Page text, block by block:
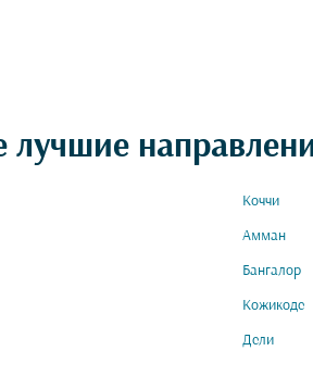
лучшие
Коччи
Амман
Бангалор
Кожикоде
Дели